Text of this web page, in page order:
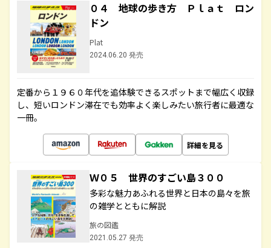
０４ 地球の歩き方 Ｐｌａｔ ロン
ドン
Plat
2024.06.20 発売
定番から１９６０年代を追体験できるスポットまで幅広く収録
し、短いロンドン滞在でも効率よく楽しみたい旅行者に最適な
一冊。
詳細を見る
Ｗ０５ 世界のすごい島３００
多彩な魅力あふれる世界と日本の島々を旅
の雑学とともに解説
旅の図鑑
2021.05.27 発売